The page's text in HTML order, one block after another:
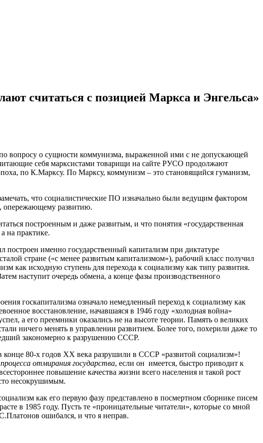
считаться с позицией Маркса и Энгельса»
вопросу о сущности коммунизма, выраженной ими с не допускающей
себя марксистами товарищи на сайте РУСО продолжают
по К.Марксу. По Марксу, коммунизм – это становящийся гуманизм,
что социалистические ПО изначально были ведущим фактором
опережающему развитию.
построенным и даже развитым, и что понятия «государственная
на практике.
именно государственный капитализм при диктатуре
стране («с менее развитым капитализмом»), рабочий класс получил
как исходную ступень для перехода к социализму как типу развития.
наступит очередь обмена, а конце фазы производственного
госкапитализма означало немедленный переход к социализму как
восстановление, начавшаяся в 1946 году «холодная война»
а его преемники оказались не на высоте теории. Память о великих
ничего менять в управлении развитием. Более того, похерили даже то
закономерно к разрушению СССР.
80-х годов ХХ века разрушили в СССР «развитой социализм»!
отмирания государства, если он имеется, быстро приводит к
повышение качества жизни всего населения и такой рост
несокрушимым.
как его первую фазу представлено в посмертном сборнике писем
в 1985 году. Пусть те «проницательные читатели», которые со мной
ошибался, и что я неправ.